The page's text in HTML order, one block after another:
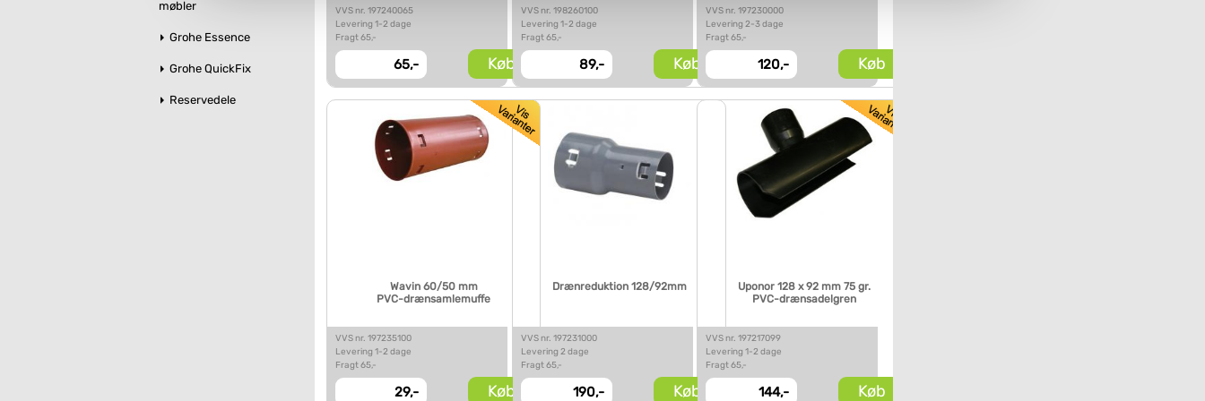
møbler
Grohe Essence
Grohe QuickFix
Reservedele
VVS nr. 197240065
Levering 1-2 dage
Fragt 65,-
65,- Køb
VVS nr. 198260100
Levering 1-2 dage
Fragt 65,-
89,- Køb
VVS nr. 197230000
Levering 2-3 dage
Fragt 65,-
120,- Køb
Wavin 60/50 mm
PVC-drænsamlemuffe
VVS nr. 197235100
Levering 1-2 dage
Fragt 65,-
29,- Køb
Drænreduktion 128/92mm
VVS nr. 197231000
Levering 2 dage
Fragt 65,-
190,- Køb
Uponor 128 x 92 mm 75 gr.
PVC-drænsadelgren
VVS nr. 197217099
Levering 1-2 dage
Fragt 65,-
144,- Køb